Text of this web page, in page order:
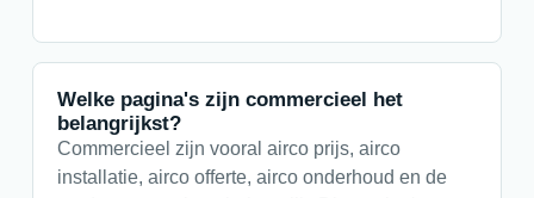
Welke pagina's zijn commercieel het
belangrijkst?
Commercieel zijn vooral airco prijs, airco
installatie, airco offerte, airco onderhoud en de